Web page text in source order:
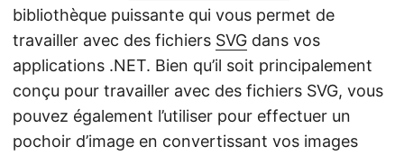
bibliothèque puissante qui vous permet de
travailler avec des fichiers SVG dans vos
applications .NET. Bien qu’il soit principalement
conçu pour travailler avec des fichiers SVG, vous
pouvez également l’utiliser pour effectuer un
pochoir d’image en convertissant vos images